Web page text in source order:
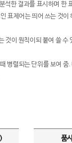
한 결과를 표시하며 한
표제어는 띄어 쓰는 것
이 원칙이되 붙여 쓸 수
렬되는 단위를 보여 줌.
품